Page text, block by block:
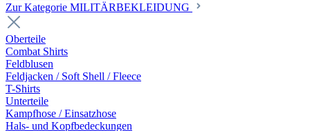
Zur Kategorie MILITÄRBEKLEIDUNG
Oberteile
Combat Shirts
Feldblusen
Feldjacken / Soft Shell / Fleece
T-Shirts
Unterteile
Kampfhose / Einsatzhose
Hals- und Kopfbedeckungen